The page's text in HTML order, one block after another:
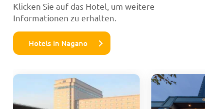
Klicken Sie auf das Hotel, um weitere
Informationen zu erhalten.
Hotels in Nagano